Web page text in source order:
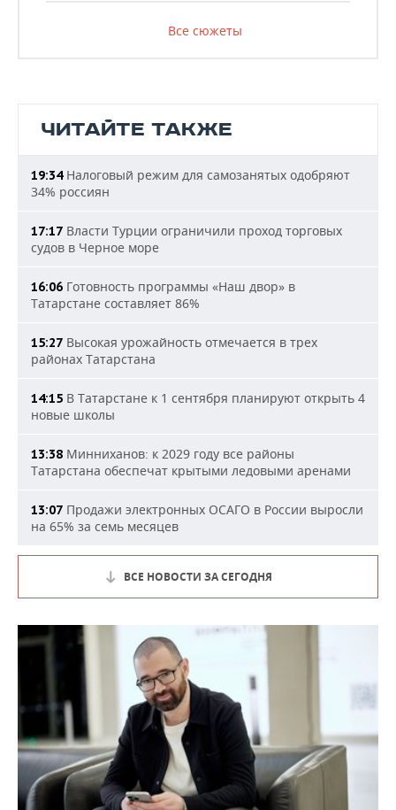
Все сюжеты
ЧИТАЙТЕ ТАКЖЕ
19:34Налоговый режим для самозанятых одобряют
34% россиян
17:17 Власти Турции ограничили проход торговых
судов в Черное море
16:06 Готовность программы «Наш двор» в
Татарстане составляет 86%
15:27 Высокая урожайность отмечается в трех
районах Татарстана
14:15 В Татарстане к 1 сентября планируют открыть 4
новые школы
13:38 Минниханов: к 2029 году все районы
Татарстана обеспечат крытыми ледовыми аренами
13:07 Продажи электронных ОСАГО в России выросли
на 65% за семь месяцев
ВСЕ НОВОСТИ ЗА СЕГОДНЯ